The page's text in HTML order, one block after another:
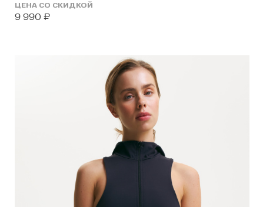
ЦЕНА СО СКИДКОЙ
9 990 ₽